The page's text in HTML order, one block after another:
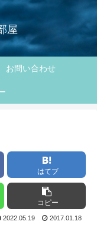
屋
お問い合わせ
はてブ
コピー
2022.05.19 2017.01.18